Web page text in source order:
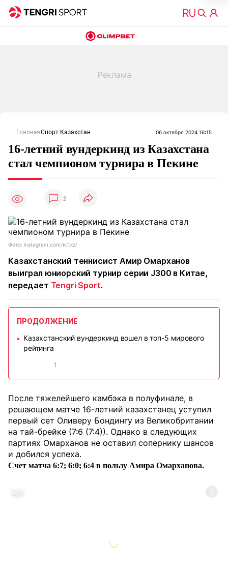
ГлавнаяСпорт Казахстан 06 октября 2024 16:15
16-летний вундеркинд из Казахстана
стал чемпионом турнира в Пекине
3
Фото: instagram.com/ktf.kz/
Казахстанский теннисист Амир Омарханов
выиграл юниорский турнир серии J300 в Китае,
передает Tengri Sport.
ПРОДОЛЖЕНИЕ
■
Казахстанский вундеркинд вошел в топ-5 мирового
рейтинга
1
После тяжелейшего камбэка в полуфинале, в
решающем матче 16-летний казахстанец уступил
первый сет Оливеру Бондингу из Великобритании
на тай-брейке (7:6 (7:4)). Однако в следующих
партиях Омарханов не оставил сопернику шансов
и добился успеха.
Счет матча 6:7; 6:0; 6:4 в пользу Амира Омарханова.